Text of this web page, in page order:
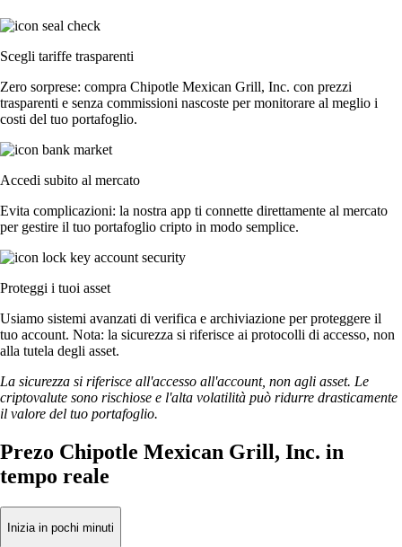
Scegli tariffe trasparenti
Zero sorprese: compra Chipotle Mexican Grill, Inc. con prezzi
trasparenti e senza commissioni nascoste per monitorare al meglio i
costi del tuo portafoglio.
Accedi subito al mercato
Evita complicazioni: la nostra app ti connette direttamente al mercato
per gestire il tuo portafoglio cripto in modo semplice.
Proteggi i tuoi asset
Usiamo sistemi avanzati di verifica e archiviazione per proteggere il
tuo account. Nota: la sicurezza si riferisce ai protocolli di accesso, non
alla tutela degli asset.
La sicurezza si riferisce all'accesso all'account, non agli asset. Le
criptovalute sono rischiose e l'alta volatilità può ridurre drasticamente
il valore del tuo portafoglio.
Prezo Chipotle Mexican Grill, Inc. in
tempo reale
Inizia in pochi minuti